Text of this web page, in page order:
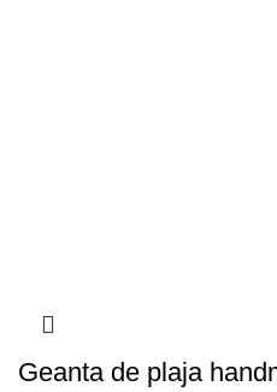
Geanta de plaja